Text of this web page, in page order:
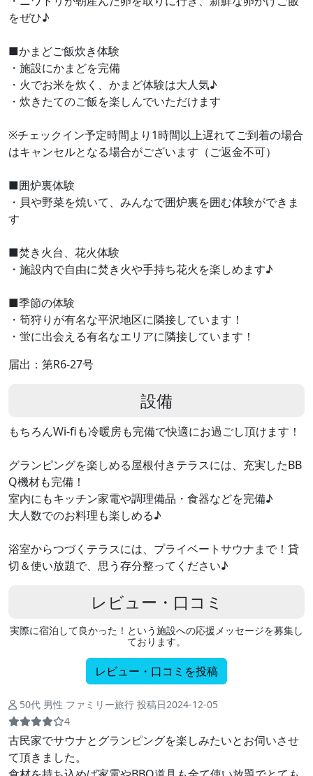
をぜひ♪
■かまどご飯炊き体験
・施設にかまどを完備
・火でお米を炊く、かまど体験は大人気♪
・炊きたてのご飯を楽しんでいただけます
※チェックイン予定時間より1時間以上遅れてご到着の場合
はキャンセルとなる場合がございます（ご返金不可）
■囲炉裏体験
・貝や野菜を焼いて、みんなで囲炉裏を囲む体験ができま
す
■焚き火台、花火体験
・施設内で自由に焚き火や手持ち花火を楽しめます♪
■季節の体験
・筍狩りが有名な平沢地区に隣接しています！
・蛍に出会える有名なエリアに隣接しています！
届出：第R6-27号
設備
もちろんWi-fiも冷暖房も完備で快適にお過ごし頂けます！
グランピングを楽しめる屋根付きテラスには、充実したBB
Q機材も完備！
室内にもキッチン家電や調理備品・食器などを完備♪
大人数でのお料理も楽しめる♪
浴室からつづくテラスには、プライベートサウナまで！貸
切＆使い放題で、思う存分整ってください♪
レビュー・口コミ
実際に宿泊して良かった！という施設への応援メッセージを募集し
ております。
レビュー・口コミを投稿
50代 男性 ファミリー旅行 投稿日2024-12-05
4
古民家でサウナとグランピングを楽しみたいとお伺いさせ
て頂きました。